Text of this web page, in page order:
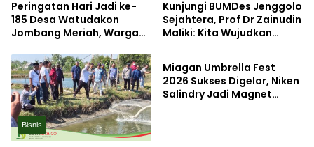
Peringatan Hari Jadi ke-
185 Desa Watudakon
Jombang Meriah, Warga
Karnaval Budaya
Kunjungi BUMDes Jenggolo
Sejahtera, Prof Dr Zainudin
Maliki: Kita Wujudkan
Bisnis
Pemerintahan
Miagan Umbrella Fest
2026 Sukses Digelar, Niken
Salindry Jadi Magnet